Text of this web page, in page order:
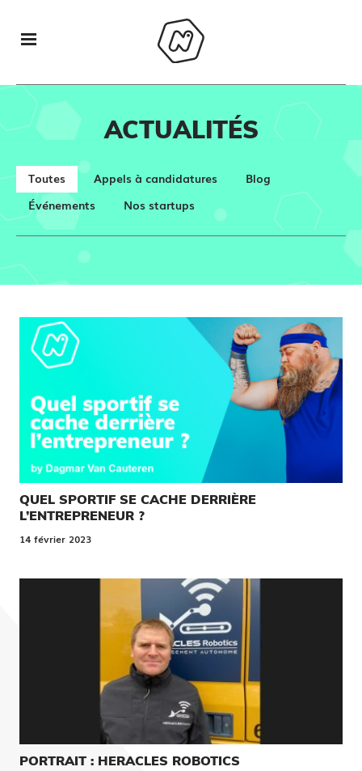
ACTUALITÉS
Toutes Appels à candidatures
Blog
Événements
Nos startups
QUEL SPORTIF SE CACHE DERRIÈRE
L’ENTREPRENEUR ?
14 février 2023
PORTRAIT : HERACLES ROBOTICS